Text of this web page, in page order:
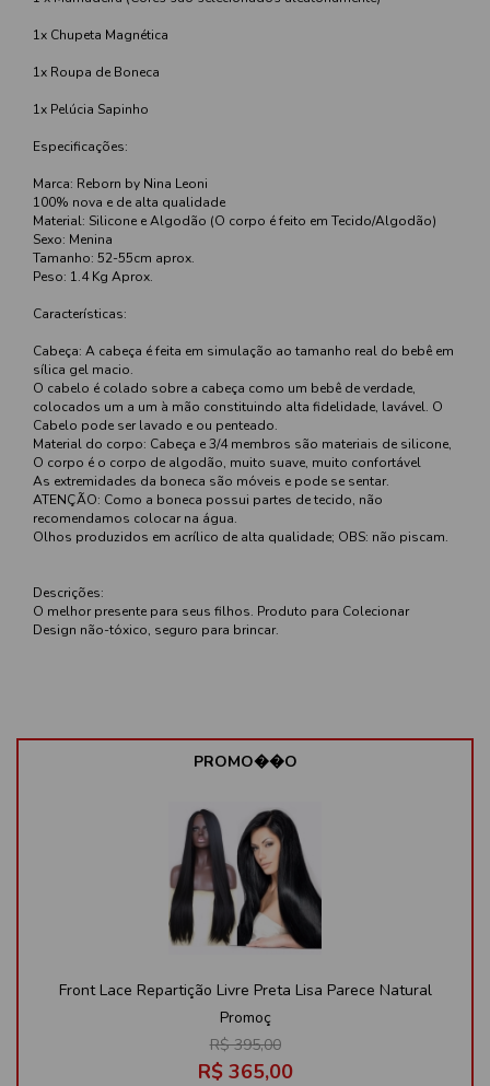
1x Chupeta Magnética
1x Roupa de Boneca
1x Pelúcia Sapinho
Especificações:
Marca: Reborn by Nina Leoni
100% nova e de alta qualidade
Material: Silicone e Algodão (O corpo é feito em Tecido/Algodão)
Sexo: Menina
Tamanho: 52-55cm aprox.
Peso: 1.4 Kg Aprox.
Características:
Cabeça: A cabeça é feita em simulação ao tamanho real do bebê em
sílica gel macio.
O cabelo é colado sobre a cabeça como um bebê de verdade,
colocados um a um à mão constituindo alta fidelidade, lavável. O
Cabelo pode ser lavado e ou penteado.
Material do corpo: Cabeça e 3/4 membros são materiais de silicone,
O corpo é o corpo de algodão, muito suave, muito confortável
As extremidades da boneca são móveis e pode se sentar.
ATENÇÃO: Como a boneca possui partes de tecido, não
recomendamos colocar na água.
Olhos produzidos em acrílico de alta qualidade; OBS: não piscam.
Descrições:
O melhor presente para seus filhos. Produto para Colecionar
Design não-tóxico, seguro para brincar.
PROMO��O
Front Lace Repartição Livre Preta Lisa Parece Natural
Promoç
R$ 395,00
R$ 365,00